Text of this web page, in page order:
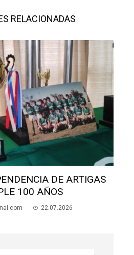
RELACIONADAS
DE ARTIGAS
100 AÑOS
22.07.2026